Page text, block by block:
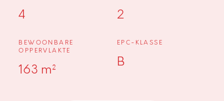
4 2
BEWOONBARE
OPPERVLAKTE
163 m²
EPC-KLASSE
B